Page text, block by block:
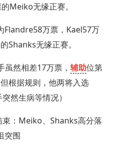
Meiko无缘正赛。
Flandre58万票，Kael57万
Shanks无缘正赛。
然相差17万票， 辅助位第
根据规则，他两将入选
然生病等情况）